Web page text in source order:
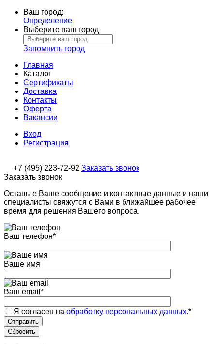
Ваш город:
Определение
Выберите ваш город
Запомнить город
Главная
Каталог
Сертификаты
Доставка
Контакты
Оферта
Вакансии
Вход
Регистрация
+7 (495) 223-72-92 Заказать звонок
Заказать звонок
Оставьте Ваше сообщение и контактные данные и наши
специалисты свяжутся с Вами в ближайшее рабочее
время для решения Вашего вопроса.
Ваш телефон*
Ваше имя
Ваш email *
Я согласен на обработку персональных данных.*